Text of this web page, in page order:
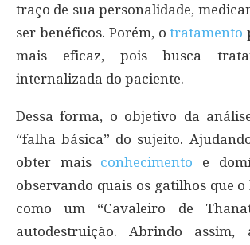
traço de sua personalidade,
ser benéficos. Porém, otratamento
mais eficaz, pois busca
internalizada do paciente.
Dessa forma, o objetivo da
“falha básica” do sujeito.
obter mais conhecimento e
observando quais os gatilhos que
como um “Cavaleiro de
autodestruição. Abrindo